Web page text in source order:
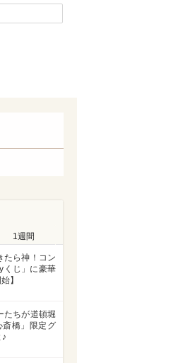
1週間
たら神！コン
くじ」に豪華
】
たちが道頓堀
斎橋」限定グ